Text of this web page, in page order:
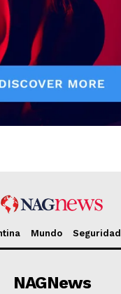
Mundo Seguridad
NAGNews